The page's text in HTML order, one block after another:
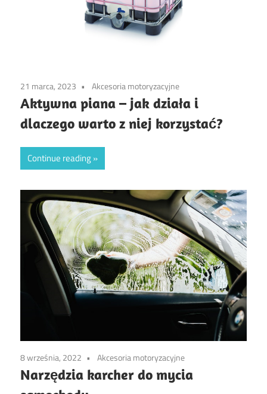
21 marca, 2023 Akcesoria motoryzacyjne
Aktywna piana – jak działa i
dlaczego warto z niej korzystać?
Continue reading
8 września, 2022 Akcesoria motoryzacyjne
Narzędzia karcher do mycia